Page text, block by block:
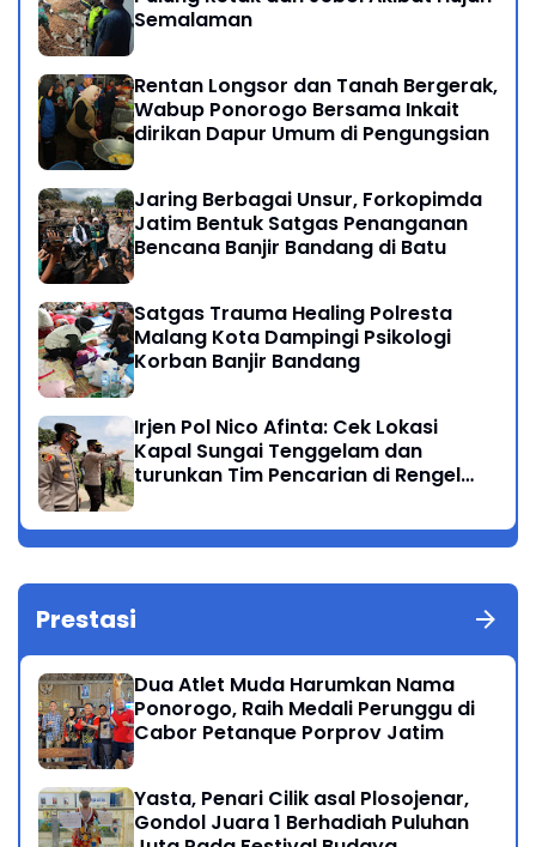
Semalaman
Rentan Longsor dan Tanah Bergerak,
Wabup Ponorogo Bersama Inkait
dirikan Dapur Umum di Pengungsian
Jaring Berbagai Unsur, Forkopimda
Jatim Bentuk Satgas Penanganan
Bencana Banjir Bandang di Batu
Satgas Trauma Healing Polresta
Malang Kota Dampingi Psikologi
Korban Banjir Bandang
Irjen Pol Nico Afinta: Cek Lokasi
Kapal Sungai Tenggelam dan
turunkan Tim Pencarian di Rengel
Prestasi
Dua Atlet Muda Harumkan Nama
Ponorogo, Raih Medali Perunggu di
Cabor Petanque Porprov Jatim
Yasta, Penari Cilik asal Plosojenar,
Gondol Juara 1 Berhadiah Puluhan